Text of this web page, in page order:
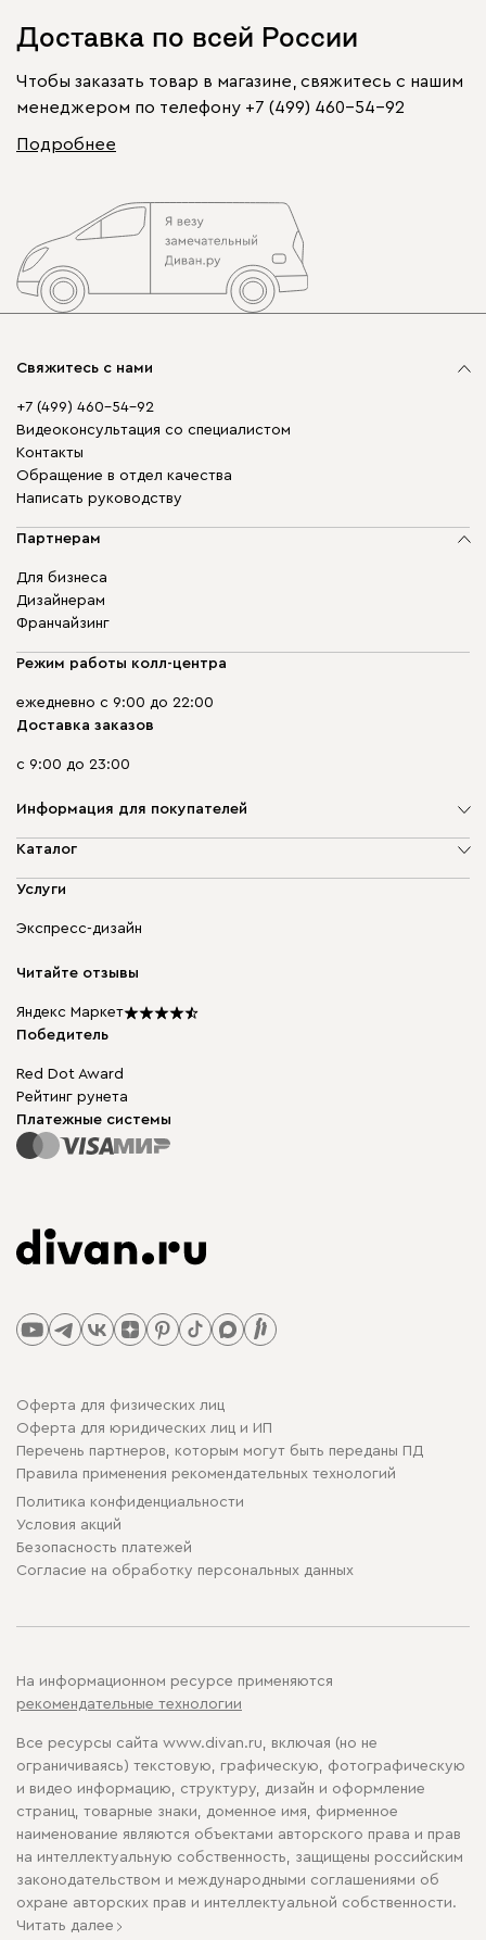
Доставка по всей России
Чтобы заказать товар в магазине, свяжитесь с нашим
менеджером по телефону +7 (499) 460-54-92
Подробнее
Свяжитесь с нами
+7 (499) 460-54-92
Видеоконсультация со специалистом
Контакты
Обращение в отдел качества
Написать руководству
Партнерам
Для бизнеса
Дизайнерам
Франчайзинг
Режим работы колл-центра
ежедневно с 9:00 до 22:00
Доставка заказов
с 9:00 до 23:00
Информация для покупателей
О компании
Доставка и оплата
диван.клуб
Карьера
Подарочные сертификаты
Мы в прессе
Каталог
Мягкая мебель
Бескаркасная мебель
Столы и стулья
Услуги
Экспресс-дизайн
Читайте отзывы
Яндекс Маркет
Победитель
Red Dot Award
Рейтинг рунета
Платежные системы
Оферта для физических лиц
Оферта для юридических лиц и ИП
Перечень партнеров, которым могут быть переданы ПД
Правила применения рекомендательных технологий
Политика конфиденциальности
Условия акций
Безопасность платежей
Cогласие на обработку персональных данных
На информационном ресурсе применяются
рекомендательные технологии
Все ресурсы сайта www.divan.ru, включая (но не
ограничиваясь) текстовую, графическую, фотографическую
и видео информацию, структуру, дизайн и оформление
страниц, товарные знаки, доменное имя, фирменное
наименование являются объектами авторского права и прав
на интеллектуальную собственность, защищены российским
законодательством и международными соглашениями об
охране авторских прав и интеллектуальной собственности.
Читать далее